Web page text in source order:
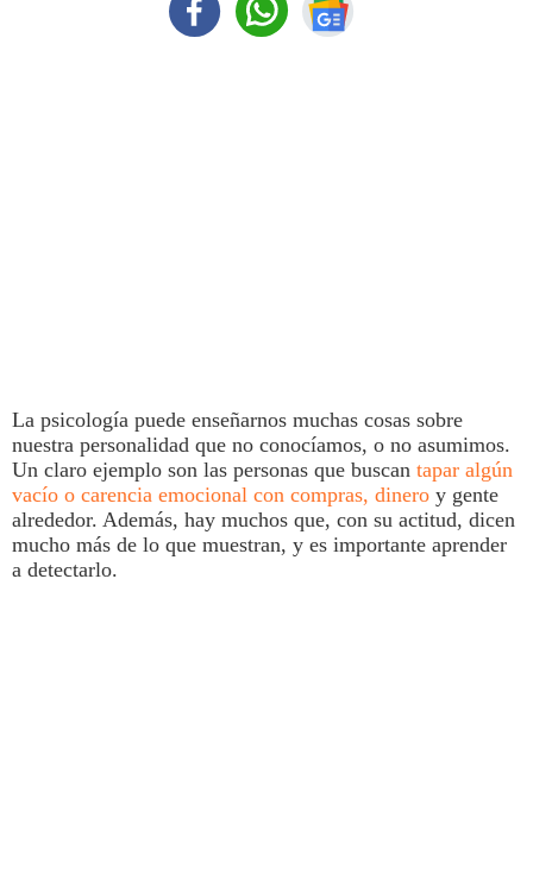
La psicología puede enseñarnos muchas cosas sobre
nuestra personalidad que no conocíamos, o no asumimos.
Un claro ejemplo son las personas que buscan tapar algún
vacío o carencia emocional con compras, dineroy gente
alrededor. Además, hay muchos que, con su actitud, dicen
mucho más de lo que muestran, y es importante aprender
a detectarlo.